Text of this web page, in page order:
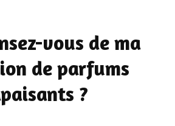
vous de ma
de parfums
?